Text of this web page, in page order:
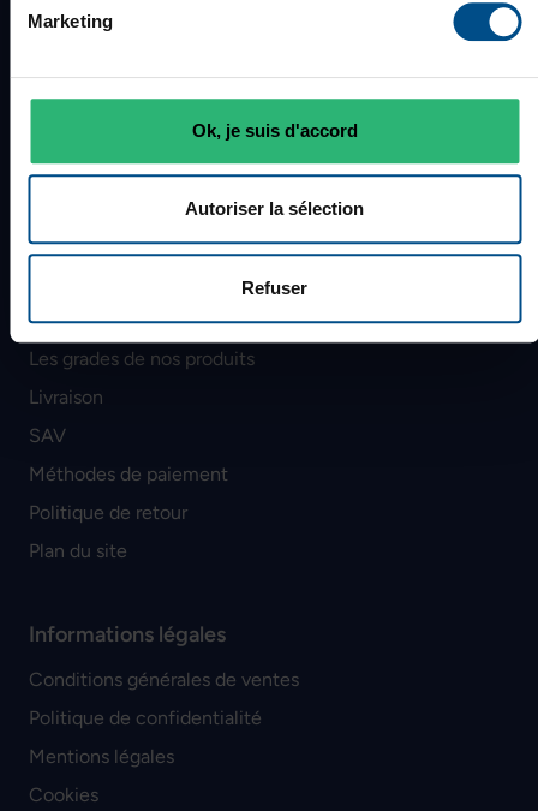
Marketing
Ok, je suis d'accord
Autoriser la sélection
Refuser
Rejoignez-nous
Nos boutiques
Infos et services
Réparation & maintenance
Les grades de nos produits
Livraison
SAV
Méthodes de paiement
Politique de retour
Plan du site
Informations légales
Conditions générales de ventes
Politique de confidentialité
Mentions légales
Cookies